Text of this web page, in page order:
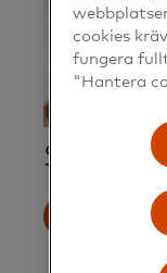
Second
cookies
fungera
"Hantera